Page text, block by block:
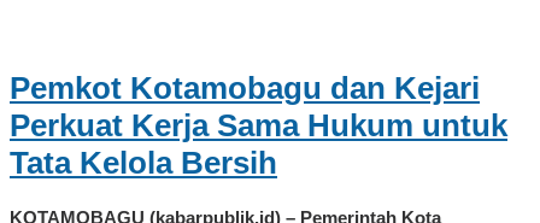
Pemkot Kotamobagu dan Kejari
Perkuat Kerja Sama Hukum untuk
Tata Kelola Bersih
KOTAMOBAGU (kabarpublik.id) – Pemerintah Kota